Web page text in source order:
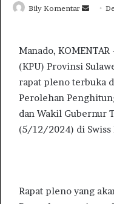
Bily Komentar
d
a
n
e
a
Manado,
(KPU) Provinsi
rapat pleno terbuka
Perolehan
dan Wakil Gubernur
(5/12/2024) di Swiss
Rapat pleno yang